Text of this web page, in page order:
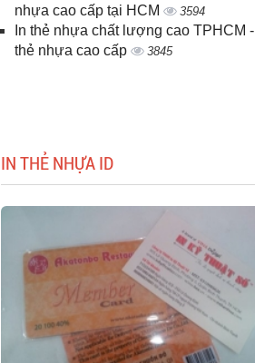
nhựa cao cấp tại HCM
3594
In thẻ nhựa chất lượng cao TPHCM -
thẻ nhựa cao cấp
3845
IN THẺ NHỰA ID